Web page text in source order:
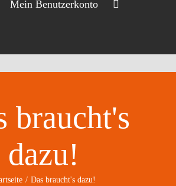
Mein Benutzerkonto
braucht's
dazu!
Das braucht's dazu!